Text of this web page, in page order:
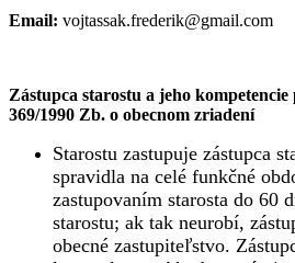
Email: vojtassak.frederik@gmail.com
Zástupca starostu a jeho
369/1990 Zb. o obecnom zriadení
Starostu zastupuje zástupca
spravidla na celé funkčné
zastupovaním starosta do 60
starostu; ak tak neurobí,
obecné zastupiteľstvo.